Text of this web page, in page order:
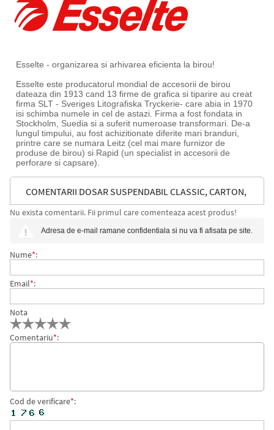
Esselte - organizarea si arhivarea eficienta la birou!
Esselte este producatorul mondial de accesorii de birou
dateaza din 1913 cand 13 firme de grafica si tiparire au creat
firma SLT - Sveriges Litografiska Tryckerie- care abia in 1970
isi schimba numele in cel de astazi. Firma a fost fondata in
Stockholm, Suedia si a suferit numeroase transformari. De-a
lungul timpului, au fost achizitionate diferite mari branduri,
printre care se numara Leitz (cel mai mare furnizor de
produse de birou) si Rapid (un specialist in accesorii de
perforare si capsare).
COMENTARII DOSAR SUSPENDABIL CLASSIC, CARTON,
PARTIAL RECICLAT, CERTIFICARE BLUE ANGEL,
BUCATI/SET
Nu exista comentarii. Fii primul care comenteaza acest produs!
Adresa de e-mail ramane confidentiala si nu va fi afisata pe site.
Nume*:
Email*:
Nota
Comentariu*:
Cod de verificare*: